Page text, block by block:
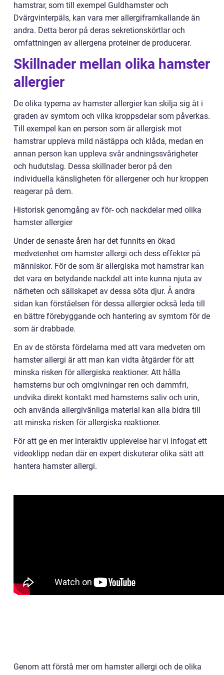
hamstrar, som till exempel Guldhamster och
Dvärgvinterpäls, kan vara mer allergiframkallande än
andra. Detta beror på deras sekretionskörtlar och
omfattningen av allergena proteiner de producerar.
Skillnader mellan olika hamster
allergier
De olika typerna av hamster allergier kan skilja sig åt i
graden av symtom och vilka kroppsdelar som påverkas.
Till exempel kan en person som är allergisk mot
hamstrar uppleva mild nästäppa och klåda, medan en
annan person kan uppleva svår andningssvårigheter
och hudutslag. Dessa skillnader beror på den
individuella känsligheten för allergener och hur kroppen
reagerar på dem.
Historisk genomgång av för- och nackdelar med olika
hamster allergier
Under de senaste åren har det funnits en ökad
medvetenhet om hamster allergi och dess effekter på
människor. För de som är allergiska mot hamstrar kan
det vara en betydande nackdel att inte kunna njuta av
närheten och sällskapet av dessa söta djur. Å andra
sidan kan förståelsen för dessa allergier också leda till
en bättre förebyggande och hantering av symtom för de
som är drabbade.
En av de största fördelarna med att vara medveten om
hamster allergi är att man kan vidta åtgärder för att
minska risken för allergiska reaktioner. Att hålla
hamsterns bur och omgivningar ren och dammfri,
undvika direkt kontakt med hamsterns saliv och urin,
och använda allergivänliga material kan alla bidra till
att minska risken för allergiska reaktioner.
För att ge en mer interaktiv upplevelse har vi infogat ett
videoklipp nedan där en expert diskuterar olika sätt att
hantera hamster allergi.
Genom att förstå mer om hamster allergi och de olika